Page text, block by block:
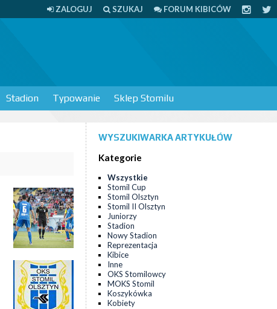
ZALOGUJ SZUKAJ FORUM KIBICÓW
Stadion Typowanie Sklep Stomilu
WYSZUKIWARKA ARTYKUŁÓW
Kategorie
Wszystkie
Stomil Cup
Stomil Olsztyn
Stomil II Olsztyn
Juniorzy
Stadion
Nowy Stadion
Reprezentacja
Kibice
Inne
OKS Stomilowcy
MOKS Stomil
Koszykówka
Kobiety